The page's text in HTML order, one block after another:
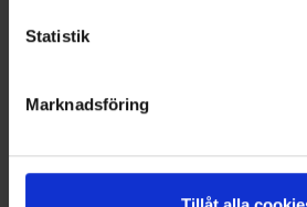
Statistik
Marknadsföring